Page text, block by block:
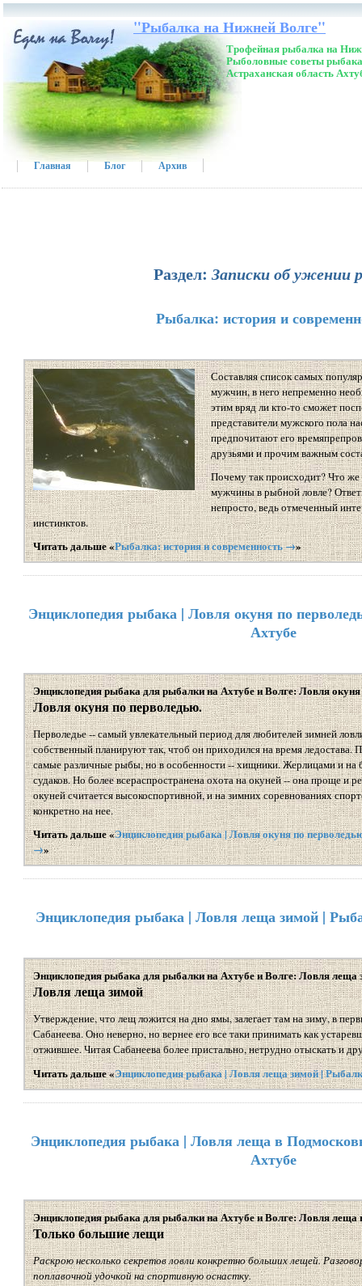
"Рыбалка на Нижней Волге"
Трофейная рыбалка на
Рыболовные советы
Астраханская область
Главная Блог Архив
Раздел: Записки об ужении
Рыбалка: история и
Составляя список самых
мужчин, в него непременно
этим вряд ли кто-то сможет
представители мужского пола
предпочитают его
друзьями и прочим важным
Почему так происходит? Что же
мужчины в рыбной ловле?
непросто, ведь отмеченный
инстинктов.
Читать дальше «Рыбалка: история и современность →»
Энциклопедия рыбака | Ловля окуня по
Ахтубе
Энциклопедия рыбака для рыбалки на Ахтубе и Волге: Ловля
Ловля окуня по перволедью.
Перволедье -- самый увлекательный период для любителей зимней
собственный планируют так, чтоб он приходился на время
самые различные рыбы, но в особенности -- хищники. Жерлицами и на
судаков. Но более всераспространена охота на окуней -- она проще и
окуней считается высокоспортивной, и на зимних соревнованиях
конкретно на нее.
Читать дальше «Энциклопедия рыбака | Ловля окуня по
→»
Энциклопедия рыбака | Ловля леща зимой |
Энциклопедия рыбака для рыбалки на Ахтубе и Волге: Ловля леща
Ловля леща зимой
Утверждение, что лещ ложится на дно ямы, залегает там на зиму, в
Сабанеева. Оно неверно, но вернее его все таки принимать как
отжившее. Читая Сабанеева более пристально, нетрудно отыскать и
Читать дальше «Энциклопедия рыбака | Ловля леща зимой |
Энциклопедия рыбака | Ловля леща в
Ахтубе
Энциклопедия рыбака для рыбалки на Ахтубе и Волге: Ловля леща
Только большие лещи
Раскрою несколько секретов ловли конкретно больших лещей.
поплавочной удочкой на спортивную оснастку.